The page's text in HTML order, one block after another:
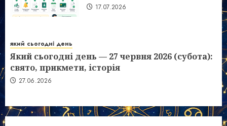
17.07.2026
який сьогодні день
Який сьогодні день — 27 червня 2026 (субота):
свято, прикмети, історія
27.06.2026